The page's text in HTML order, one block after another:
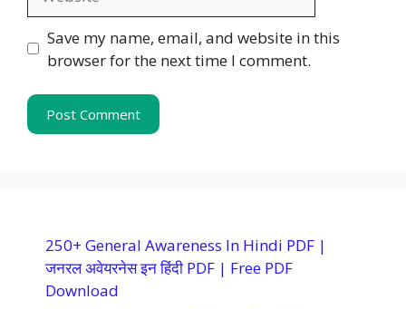
Save my name, email, and website in this
browser for the next time I comment.
250+ General Awareness In Hindi PDF |
जनरल अवेयरनेस इन हिंदी PDF | Free PDF
Download